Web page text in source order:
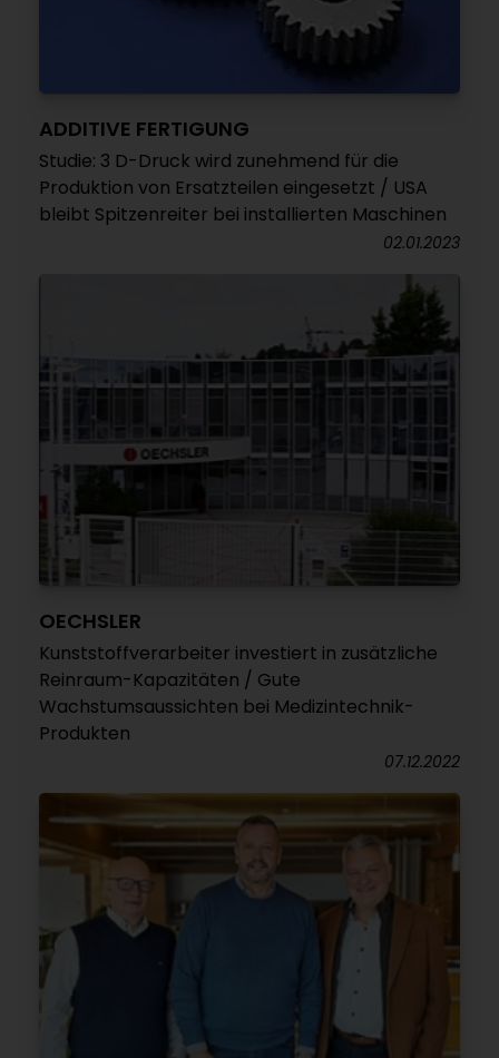
ADDITIVE FERTIGUNG
Studie: 3 D-Druck wird zunehmend für die
Produktion von Ersatzteilen eingesetzt / USA
bleibt Spitzenreiter bei installierten Maschinen
02.01.2023
OECHSLER
Kunststoffverarbeiter investiert in zusätzliche
Reinraum-Kapazitäten / Gute
Wachstumsaussichten bei Medizintechnik-
Produkten
07.12.2022